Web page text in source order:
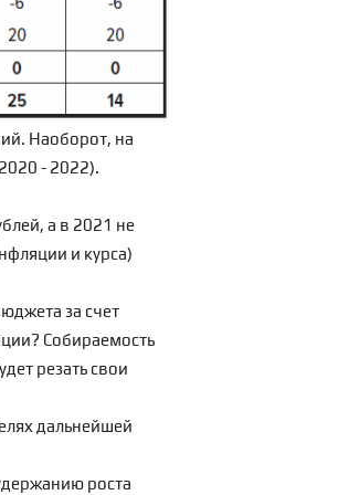
Наоборот, на
- 2022).
а в 2021 не
и курса)
за счет
Собираемость
резать свои
дальнейшей
роста